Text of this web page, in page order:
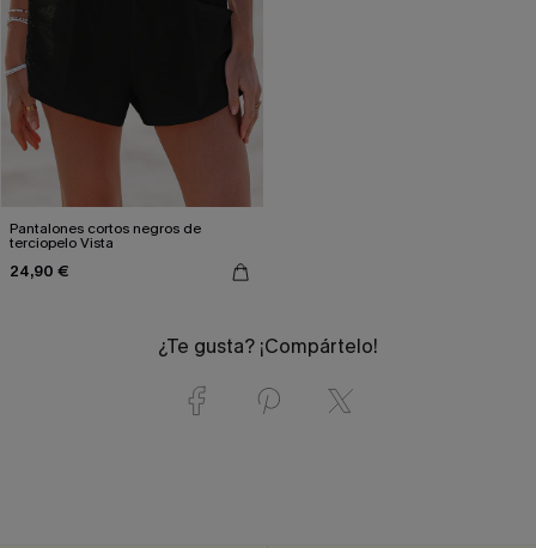
Pantalones cortos negros de
terciopelo Vista
24,90 €
¿Te gusta? ¡Compártelo!